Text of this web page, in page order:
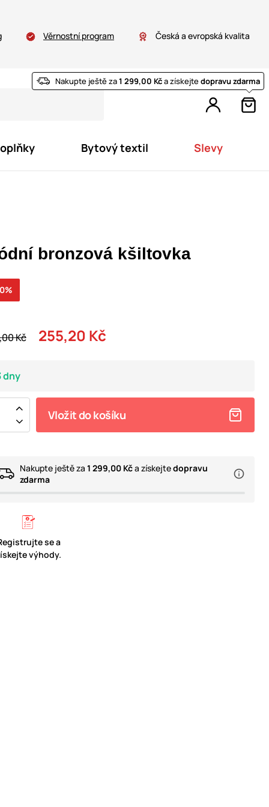
Věrnostní program
Česká a evropská kvalita
Nakupte ještě za1 299,00 Kča získejtedopravu zdarma
Bytový textil Slevy
bronzová kšiltovka
Kč 255,20 Kč
dny
Vložit do košíku
Nakupte ještě za 1 299,00 Kča získejtedopravu
zdarma
se a
výhody.